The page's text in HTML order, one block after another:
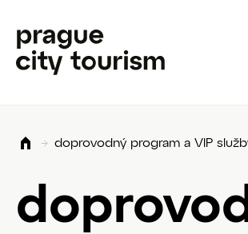
doprovodný program a VIP